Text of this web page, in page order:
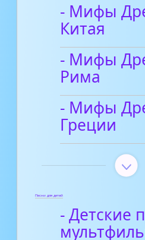
- Мифы
Китая
- Мифы
Рима
- Мифы
Греции
Песни для детей
- Детские